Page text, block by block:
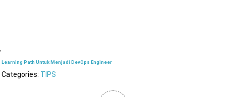
Learning Path Untuk Menjadi DevOps Engineer
Categories: TIPS